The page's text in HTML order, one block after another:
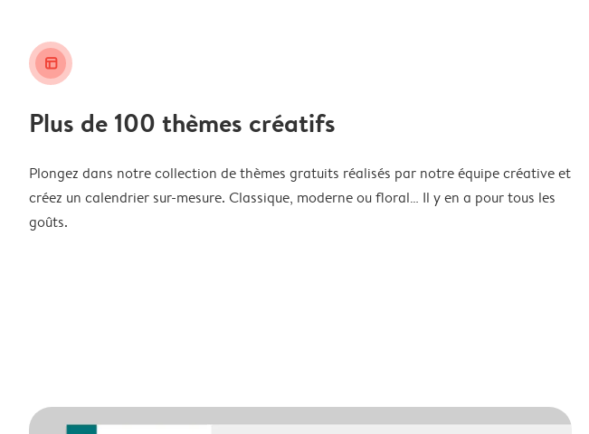
layout_alt
Plus de 100 thèmes créatifs
Plongez dans notre collection de thèmes gratuits réalisés par notre équipe créative et
créez un calendrier sur-mesure. Classique, moderne ou floral… Il y en a pour tous les
goûts.